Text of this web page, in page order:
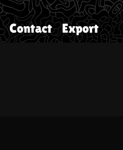
Contact Export